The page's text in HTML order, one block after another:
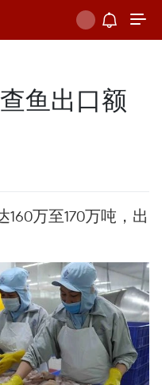
鱼出口额
万至170万吨，出